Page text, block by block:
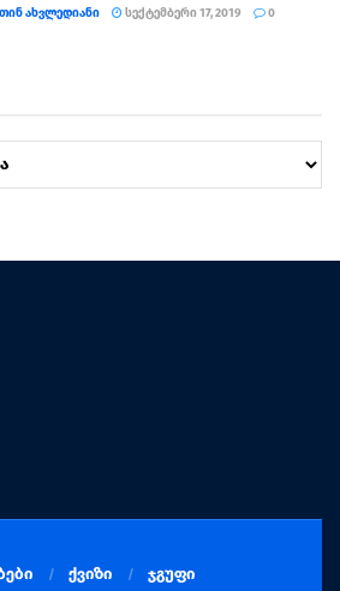
ᲐᲮᲕᲚᲔᲓᲘᲐᲜᲘ ᲡᲔᲥᲢᲔᲛᲑᲔᲠᲘ 17, 2019 0
ქვიზი ჯგუფი